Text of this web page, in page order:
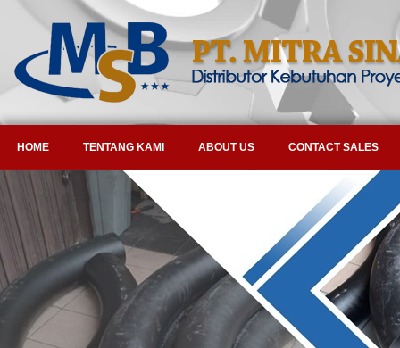
HOME TENTANG KAMI ABOUT US CONTACT SALES